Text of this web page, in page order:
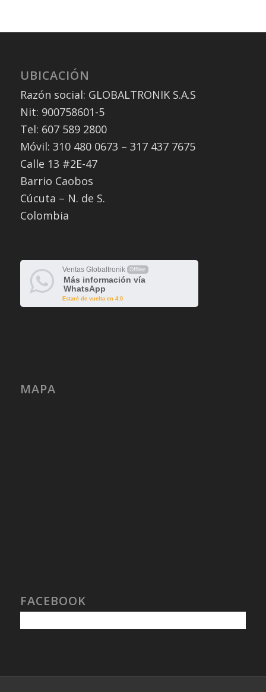
UBICACIÓN
Razón social: GLOBALTRONIK S.A.S
Nit: 900758601-5
Tel: 607 589 2800
Móvil: 310 480 0673 – 317 437 7675
Calle 13 #2E-47
Barrio Caobos
Cúcuta – N. de S.
Colombia
Ventas Globaltronik Offline
Más información vía
WhatsApp
Estaré de vuelta en 4:0
MAPA
FACEBOOK